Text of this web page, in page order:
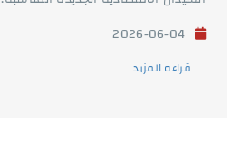
قراءه المزيد